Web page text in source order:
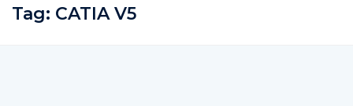
Tag: CATIA V5